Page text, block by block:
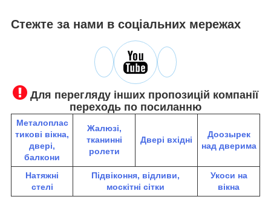
Стежте за нами в соціальних мережах
Для перегляду інших пропозицій компанії
переходь по посиланню
Металоплас
тикові вікна,
двері,
балкони
Жалюзі,
тканинні
ролети
Двері вхідні
Доозырек
над дверима
Натяжні
стелі
Підвіконня, відливи,
москітні сітки
Укоси на
вікна